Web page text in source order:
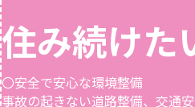
住み続けた
〇安全で安心な環境整備
事故の起きない道路整備、交通